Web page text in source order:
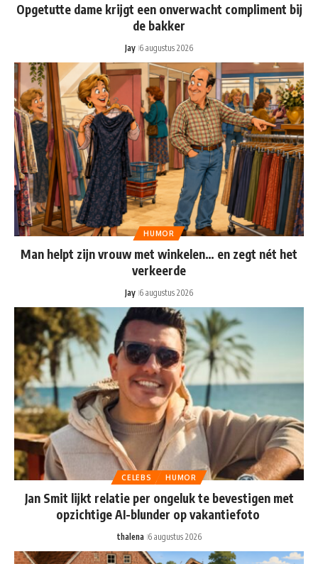
Opgetutte dame krijgt een onverwacht compliment bij
de bakker
Jay 6 augustus 2026
HUMOR
Man helpt zijn vrouw met winkelen… en zegt nét het
verkeerde
Jay 6 augustus 2026
CELEBS HUMOR
Jan Smit lijkt relatie per ongeluk te bevestigen met
opzichtige AI-blunder op vakantiefoto
thalena 6 augustus 2026